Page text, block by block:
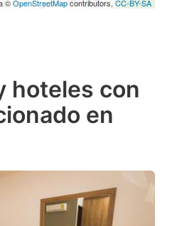
©OpenStreetMapcontributors, CC-BY-SA
hoteles con
en